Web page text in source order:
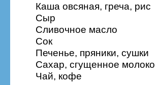
Каша овсяная, греча, рис
Сыр
Сливочное масло
Сок
Печенье, пряники, сушки
Сахар, сгущенное молоко
Чай, кофе